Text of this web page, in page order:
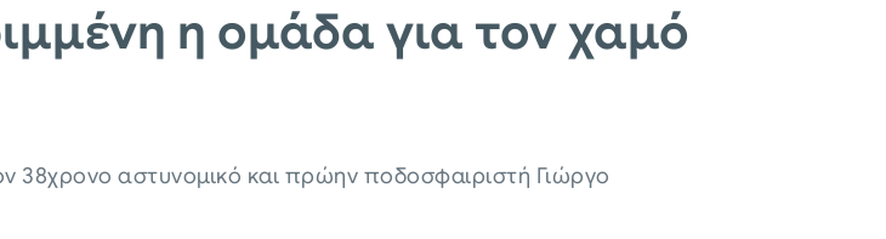
η ομάδα για τον χαμό
αστυνομικό και πρώην ποδοσφαιριστή Γιώργο